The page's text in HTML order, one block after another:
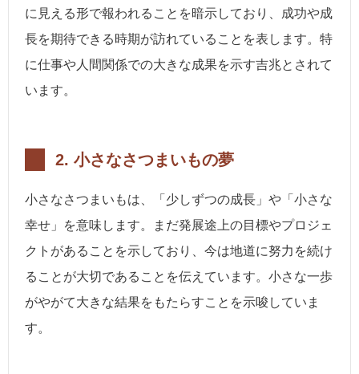
に見える形で報われることを暗示しており、成功や成
長を期待できる時期が訪れていることを表します。特
に仕事や人間関係での大きな成果を示す吉兆とされて
います。
2. 小さなさつまいもの夢
小さなさつまいもは、「少しずつの成長」や「小さな
幸せ」を意味します。まだ発展途上の目標やプロジェ
クトがあることを示しており、今は地道に努力を続け
ることが大切であることを伝えています。小さな一歩
がやがて大きな結果をもたらすことを示唆していま
す。